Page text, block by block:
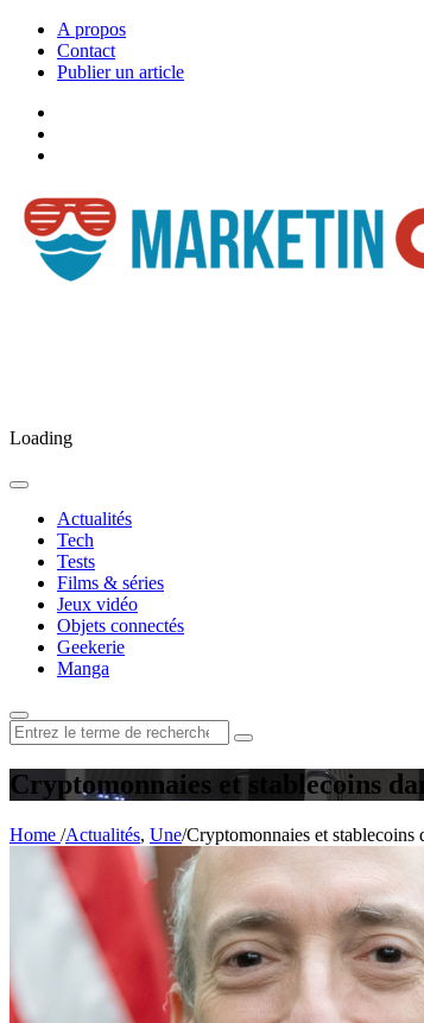
A propos
Contact
Publier un article
Loading
Actualités
Tech
Tests
Films & séries
Jeux vidéo
Objets connectés
Geekerie
Manga
Rechercher
:
Cryptomonnaies et stablecoins
Home /Actualités, Une/Cryptomonnaies et